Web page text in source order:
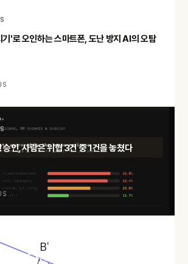
'로 오인하는 스마트폰, 도난 방지 AI의 오탐
인, 사람은 위협 3건 중 1건을 놓쳤다
선은 반드시 있다: 실베스터–갈라이 정리와 극